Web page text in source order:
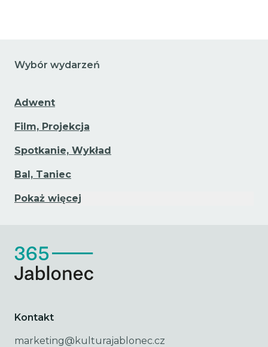
Wybór wydarzeń
Adwent
Film, Projekcja
Spotkanie, Wykład
Bal, Taniec
Pokaż więcej
Kontakt
marketing@kulturajablonec.cz